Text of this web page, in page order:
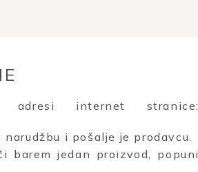
internet stranice:
i pošalje je prodavcu.
barem jedan proizvod, popuni